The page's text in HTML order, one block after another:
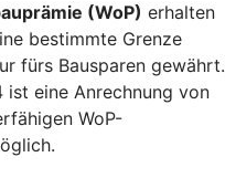
(WoP) erhalten
bestimmte Grenze
fürs Bausparen gewährt.
eine Anrechnung von
WoP-